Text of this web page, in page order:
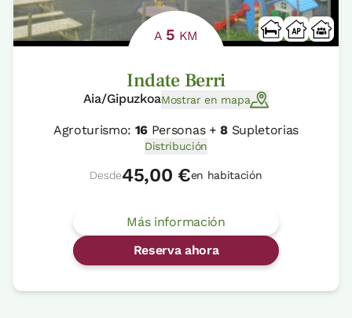
A 5 KM
Indate Berri
Aia/GipuzkoaMostrar en mapa
Agroturismo: 16 Personas +8Supletorias
Distribución
Desde45,00 €en habitación
Más información
Reserva ahora